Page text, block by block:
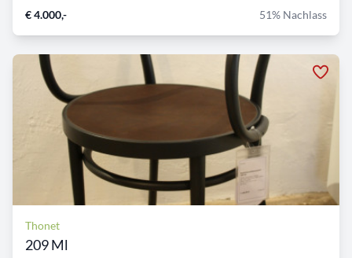
€ 4.000,- 51% Nachlass
Thonet
209 Ml